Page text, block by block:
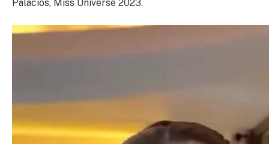
Palacios, Miss Universe 2023.